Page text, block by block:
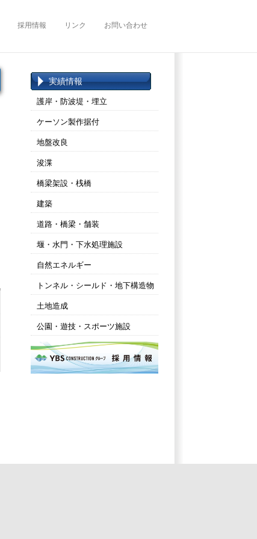
採用情報 リンク お問い合わせ
実績情報
護岸・防波堤・埋立
ケーソン製作据付
地盤改良
浚渫
橋梁架設・桟橋
建築
道路・橋梁・舗装
堰・水門・下水処理施設
自然エネルギー
トンネル・シールド・地下構造物
土地造成
公園・遊技・スポーツ施設